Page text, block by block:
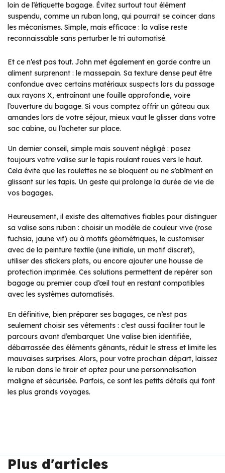
loin de l’étiquette bagage. Évitez surtout tout élément
suspendu, comme un ruban long, qui pourrait se coincer dans
les mécanismes. Simple, mais efficace : la valise reste
reconnaissable sans perturber le tri automatisé.
Et ce n’est pas tout. John met également en garde contre un
aliment surprenant : le massepain. Sa texture dense peut être
confondue avec certains matériaux suspects lors du passage
aux rayons X, entraînant une fouille approfondie, voire
l’ouverture du bagage. Si vous comptez offrir un gâteau aux
amandes lors de votre séjour, mieux vaut le glisser dans votre
sac cabine, ou l’acheter sur place.
Un dernier conseil, simple mais souvent négligé : posez
toujours votre valise sur le tapis roulant roues vers le haut.
Cela évite que les roulettes ne se bloquent ou ne s’abîment en
glissant sur les tapis. Un geste qui prolonge la durée de vie de
vos bagages.
Heureusement, il existe des alternatives fiables pour distinguer
sa valise sans ruban : choisir un modèle de couleur vive (rose
fuchsia, jaune vif) ou à motifs géométriques, le customiser
avec de la peinture textile (une initiale, un motif discret),
utiliser des stickers plats, ou encore ajouter une housse de
protection imprimée. Ces solutions permettent de repérer son
bagage au premier coup d’œil tout en restant compatibles
avec les systèmes automatisés.
En définitive, bien préparer ses bagages, ce n’est pas
seulement choisir ses vêtements : c’est aussi faciliter tout le
parcours avant d’embarquer. Une valise bien identifiée,
débarrassée des éléments gênants, réduit le stress et limite les
mauvaises surprises. Alors, pour votre prochain départ, laissez
le ruban dans le tiroir et optez pour une personnalisation
maligne et sécurisée. Parfois, ce sont les petits détails qui font
les plus grands voyages.
Plus d'articles